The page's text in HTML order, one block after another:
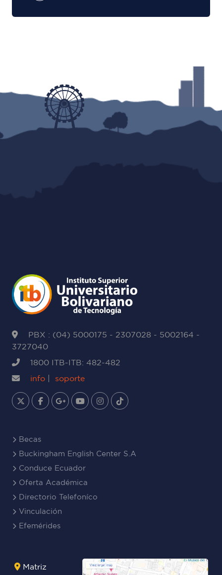
PBX : (04) 5000175 - 2307028 - 5002164 -
3727040
1800 ITB-ITB: 482-482
info
soporte
Becas
Buckingham English Center S.A
Conduce Ecuador
Oferta Académica
Directorio Telefoníco
Vinculación
Efemérides
Matriz